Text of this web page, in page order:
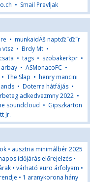
• Smail Prevljak
• munkaidÄš naptďż˝ďż˝r
vtsz • Brdy Mt •
• tags • szobakerkpr •
• ASMonacoFC •
• The Slap • henry mancini
• Doterra hátfájás •
adkedvezmny 2022 •
soundcloud • Gipszkarton
Jr.
• ausztria minimálbér 2025
időjárás előrejelzés •
• várható euro árfolyam •
• 1 aranykorona hány